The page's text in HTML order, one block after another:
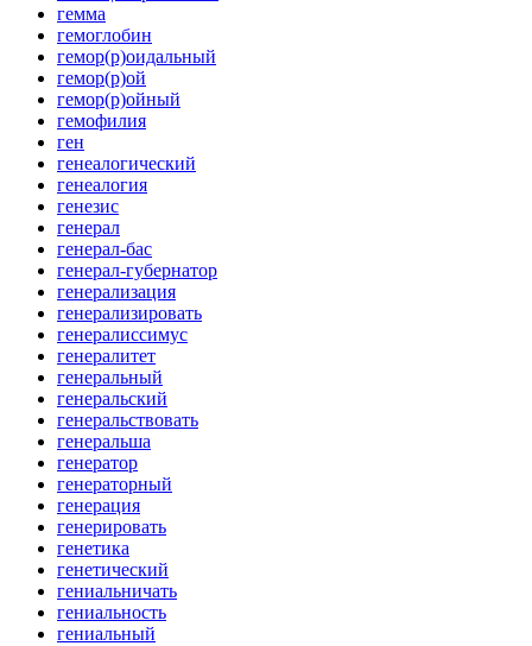
гемма
гемоглобин
гемор(р)оидальный
гемор(р)ой
гемор(р)ойный
гемофилия
ген
генеалогический
генеалогия
генезис
генерал
генерал-бас
генерал-губернатор
генерализация
генерализировать
генералиссимус
генералитет
генеральный
генеральский
генеральствовать
генеральша
генератор
генераторный
генерация
генерировать
генетика
генетический
гениальничать
гениальность
гениальный